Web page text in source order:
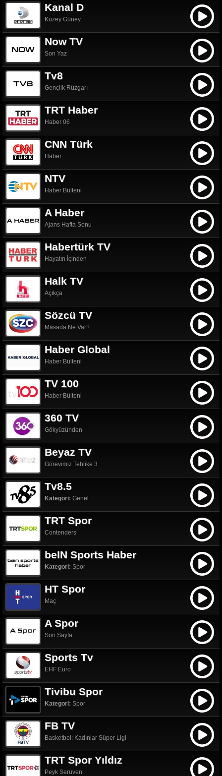
Kanal D
Kuzey Güney
Now TV
Son Yaz
Tv8
Gençlik Rüzgarı
TRT Haber
Haber 06
CNN Türk
Haber
NTV
Haber Bülteni
A Haber
Ajans Hafta Sonu
Habertürk TV
Hayatın İçinden
Halk TV
Açıkça
Sözcü TV
Masada Ne Var?
Haber Global
Haber Bülteni
TV 100
Haber Bülteni
360 TV
Gökyüzünden
Beyaz TV
Görevimiz Tehlike 3
Tv8.5
Kategori: Genel
TRT Spor
Contenders
beIN Sports Haber
Kategori: Spor
HT Spor
Maç
A Spor
Son Sayfa
Sports Tv
EHF Euro
Tivibu Spor
Kategori: Spor
FB TV
Basketbol: Kadınlar Süper Ligi
TRT Spor Yıldız
Peyk Serüven